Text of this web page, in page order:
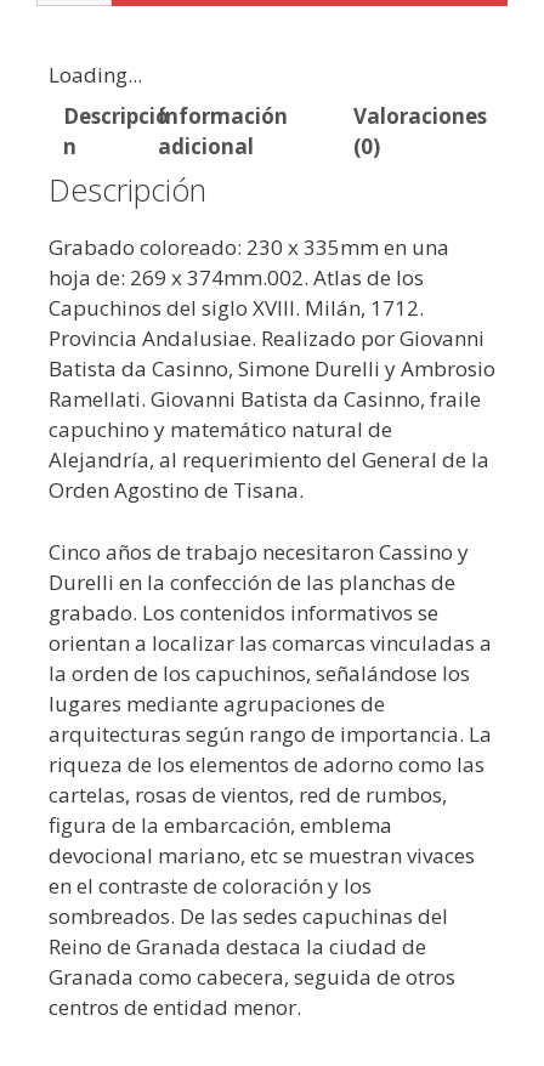
Loading...
Descripció
n
Información
adicional
Valoraciones
(0)
Descripción
Grabado coloreado: 230 x 335mm en una
hoja de: 269 x 374mm.002. Atlas de los
Capuchinos del siglo XVIII. Milán, 1712.
Provincia Andalusiae. Realizado por Giovanni
Batista da Casinno, Simone Durelli y Ambrosio
Ramellati. Giovanni Batista da Casinno, fraile
capuchino y matemático natural de
Alejandría, al requerimiento del General de la
Orden Agostino de Tisana.
Cinco años de trabajo necesitaron Cassino y
Durelli en la confección de las planchas de
grabado. Los contenidos informativos se
orientan a localizar las comarcas vinculadas a
la orden de los capuchinos, señalándose los
lugares mediante agrupaciones de
arquitecturas según rango de importancia. La
riqueza de los elementos de adorno como las
cartelas, rosas de vientos, red de rumbos,
figura de la embarcación, emblema
devocional mariano, etc se muestran vivaces
en el contraste de coloración y los
sombreados. De las sedes capuchinas del
Reino de Granada destaca la ciudad de
Granada como cabecera, seguida de otros
centros de entidad menor.